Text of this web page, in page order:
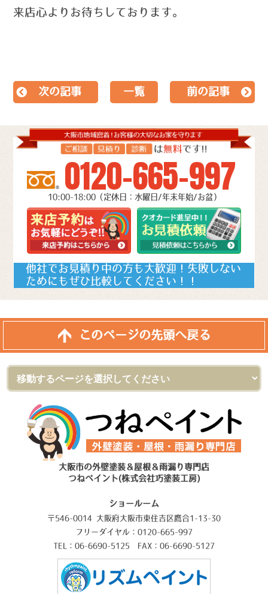
来店心よりお待ちしております。
次の記事 一覧 前の記事
0120-665-997
10:00-18:00（定休日：水曜日/年末年始/お盆）
他社でお見積り中の方も大歓迎！失敗しない
ためにもぜひ比較してください！！
このページの先頭へ戻る
大阪市の外壁塗装＆屋根＆雨漏り専門店
つねペイント(株式会社巧塗装工房)
ショールーム
〒546-0014 大阪府大阪市東住吉区鷹合1-13-30
フリーダイヤル：0120-665-997
TEL：06-6690-5125 FAX：06-6690-5127